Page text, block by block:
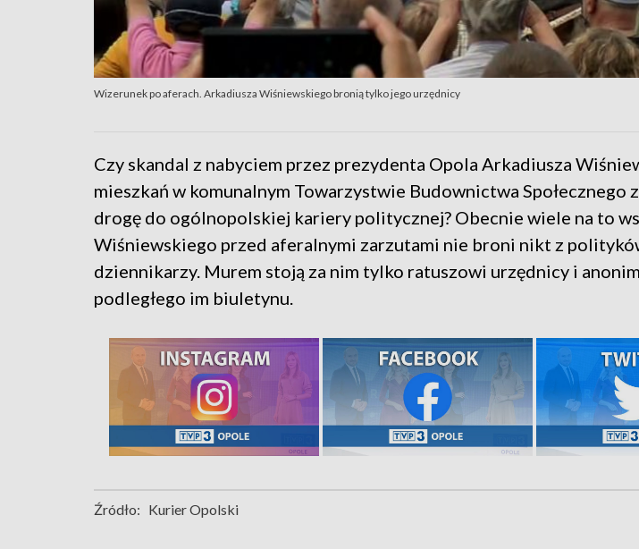
Wizerunek po aferach. Arkadiusza Wiśniewskiego bronią tylko jego urzędnicy
Czy skandal z nabyciem przez prezydenta Opola Arkadiusza
mieszkań w komunalnym Towarzystwie Budownictwa Społecznego
drogę do ogólnopolskiej kariery politycznej? Obecnie wiele na to
Wiśniewskiego przed aferalnymi zarzutami nie broni nikt z
dziennikarzy. Murem stoją za nim tylko ratuszowi urzędnicy i
podległego im biuletynu.
Źródło: Kurier Opolski